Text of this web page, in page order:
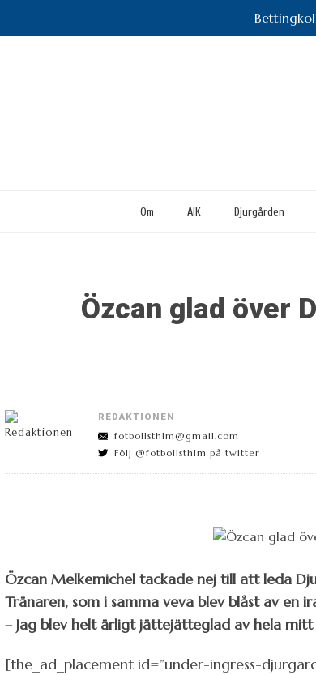
Om AIK Djurgården
Özcan glad över
REDAKTIONEN
fotbollsthlm@gmail.com
Följ @fotbollsthlm på twitter
Özcan Melkemichel tackade nej till att leda
Tränaren, som i samma veva blev blåst av en
– Jag blev helt ärligt jättejätteglad av hela
[the_ad_placement id=”under-ingress-